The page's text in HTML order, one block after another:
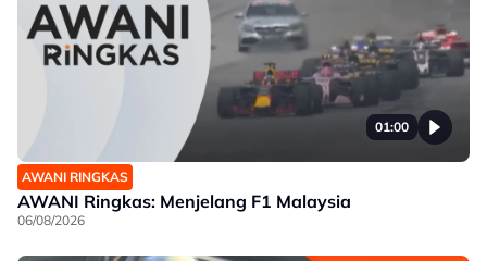
01:00
AWANI RINGKAS
AWANI Ringkas: Menjelang F1 Malaysia
06/08/2026